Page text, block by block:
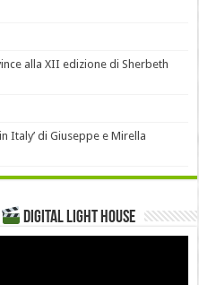
alla XII edizione di Sherbeth
Italy’ di Giuseppe e Mirella
DIGITAL LIGHT HOUSE